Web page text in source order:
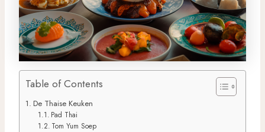
Table of Contents
De Thaise Keuken
Pad Thai
Tom Yum Soep